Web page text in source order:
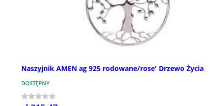
Naszyjnik AMEN ag 925 rodowane/rose' Drzewo Życia
DOSTĘPNY